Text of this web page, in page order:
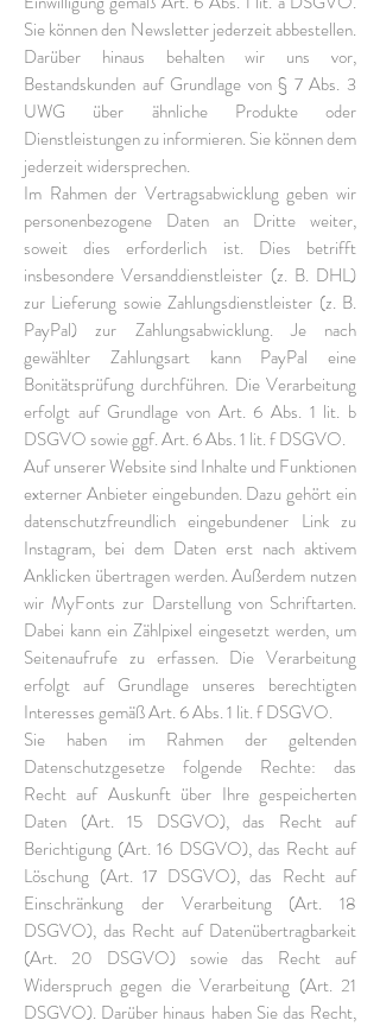
Sie können den Newsletter jederzeit abbestellen.
Darüber hinaus behalten wir uns vor,
Bestandskunden auf Grundlage von § 7 Abs. 3
UWG über ähnliche Produkte oder
Dienstleistungen zu informieren. Sie können dem
jederzeit widersprechen.
Im Rahmen der Vertragsabwicklung geben wir
personenbezogene Daten an Dritte weiter,
soweit dies erforderlich ist. Dies betrifft
insbesondere Versanddienstleister (z. B. DHL)
zur Lieferung sowie Zahlungsdienstleister (z. B.
PayPal) zur Zahlungsabwicklung. Je nach
gewählter Zahlungsart kann PayPal eine
Bonitätsprüfung durchführen. Die Verarbeitung
erfolgt auf Grundlage von Art. 6 Abs. 1 lit. b
DSGVO sowie ggf. Art. 6 Abs. 1 lit. f DSGVO.
Auf unserer Website sind Inhalte und Funktionen
externer Anbieter eingebunden. Dazu gehört ein
datenschutzfreundlich eingebundener Link zu
Instagram, bei dem Daten erst nach aktivem
Anklicken übertragen werden. Außerdem nutzen
wir MyFonts zur Darstellung von Schriftarten.
Dabei kann ein Zählpixel eingesetzt werden, um
Seitenaufrufe zu erfassen. Die Verarbeitung
erfolgt auf Grundlage unseres berechtigten
Interesses gemäß Art. 6 Abs. 1 lit. f DSGVO.
Sie haben im Rahmen der geltenden
Datenschutzgesetze folgende Rechte: das
Recht auf Auskunft über Ihre gespeicherten
Daten (Art. 15 DSGVO), das Recht auf
Berichtigung (Art. 16 DSGVO), das Recht auf
Löschung (Art. 17 DSGVO), das Recht auf
Einschränkung der Verarbeitung (Art. 18
DSGVO), das Recht auf Datenübertragbarkeit
(Art. 20 DSGVO) sowie das Recht auf
Widerspruch gegen die Verarbeitung (Art. 21
DSGVO). Darüber hinaus haben Sie das Recht,